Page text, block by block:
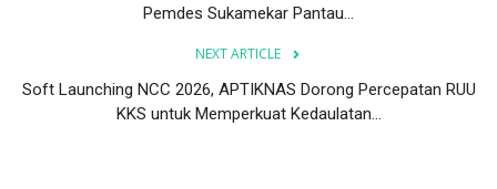
Pemdes Sukamekar Pantau...
NEXT ARTICLE
Soft Launching NCC 2026, APTIKNAS Dorong Percepatan RUU
KKS untuk Memperkuat Kedaulatan...